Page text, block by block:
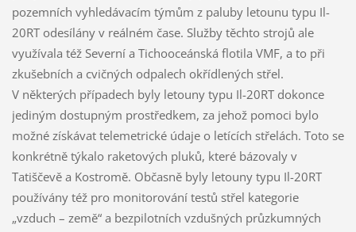
pozemních vyhledávacím týmům z paluby letounu typu Il-
20RT odesílány v reálném čase. Služby těchto strojů ale
využívala též Severní a Tichooceánská flotila VMF, a to při
zkušebních a cvičných odpalech okřídlených střel.
V některých případech byly letouny typu Il-20RT dokonce
jediným dostupným prostředkem, za jehož pomoci bylo
možné získávat telemetrické údaje o letících střelách. Toto se
konkrétně týkalo raketových pluků, které bázovaly v
Tatiščevě a Kostromě. Občasně byly letouny typu Il-20RT
používány též pro monitorování testů střel kategorie
„vzduch – země“ a bezpilotních vzdušných průzkumných